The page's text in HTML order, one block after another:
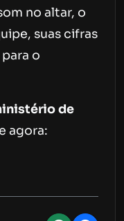
no altar, o
suas cifras
o
de
agora: